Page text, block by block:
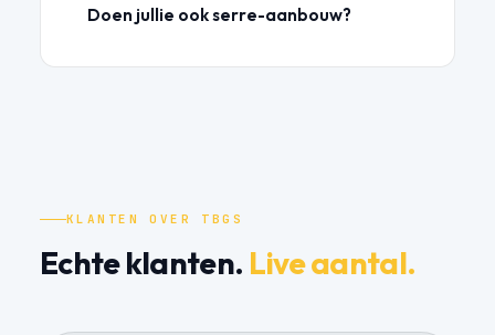
Doen jullie ook serre-aanbouw?
KLANTEN OVER TBGS
Echte klanten. Live aantal.